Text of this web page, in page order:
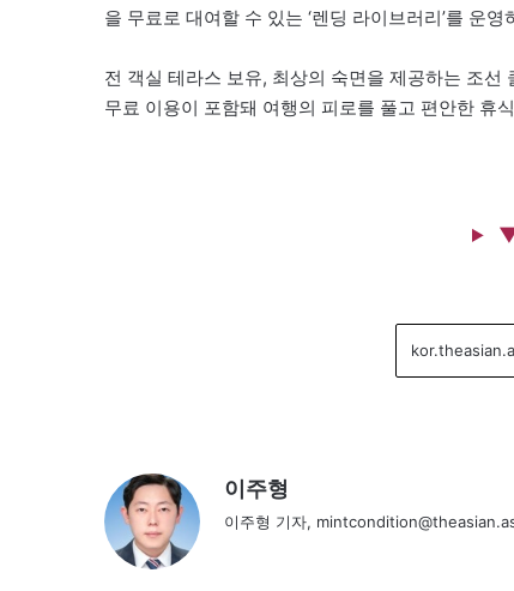
을 무료로 대여할 수 있는 ‘렌딩 라이브러리’를 운영
전 객실 테라스 보유, 최상의 숙면을 제공하는 조
무료 이용이 포함돼 여행의 피로를 풀고 편안한 휴
이주형
이주형 기자,